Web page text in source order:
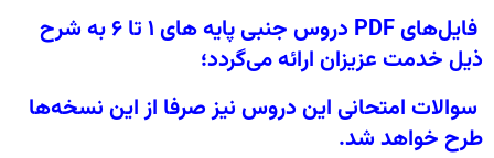
فایل‌های PDF دروس جنبی پایه های ۱ تا ۶ به شرح
ذیل خدمت عزیزان ارائه می‌گردد؛
سوالات امتحانی این دروس نیز صرفا از این نسخه‌ها
طرح خواهد شد.